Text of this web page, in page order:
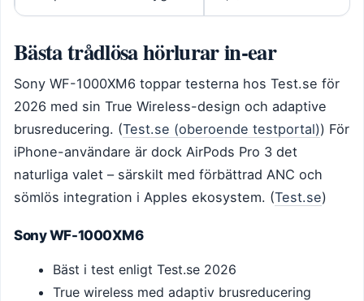
Bästa trådlösa hörlurar in-ear
Sony WF-1000XM6 toppar testerna hos Test.se för
2026 med sin True Wireless-design och adaptive
brusreducering. (Test.se (oberoende testportal)) För
iPhone-användare är dock AirPods Pro 3 det
naturliga valet – särskilt med förbättrad ANC och
sömlös integration i Apples ekosystem. (Test.se)
Sony WF-1000XM6
Bäst i test enligt Test.se 2026
True wireless med adaptiv brusreducering